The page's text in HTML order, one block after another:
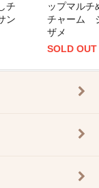
チ
ン
ップマルチ
チャーム
ザメ
SOLD OUT